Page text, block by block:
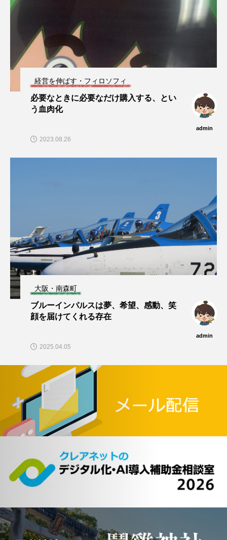
経営を伸ばす・フィロソフィ
必要なときに必要なだけ購入する、とい
う血肉化
admin
2023.08.26
大阪・南森町
ブルーインパルスは夢、希望、感動、笑
顔を届けてくれる存在
admin
2025.04.05